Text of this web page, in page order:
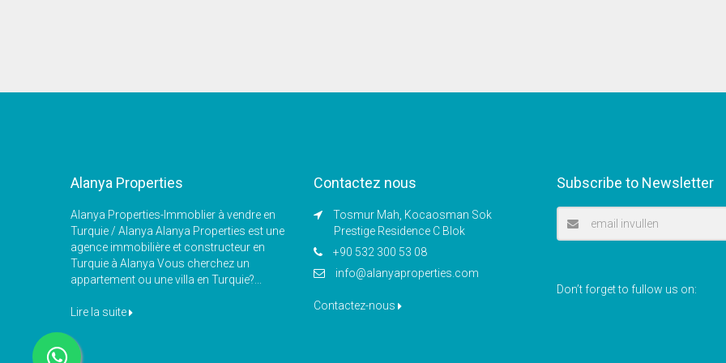
Alanya Properties
Alanya Properties-Immoblier à vendre en
Turquie / Alanya Alanya Properties est une
agence immobilière et constructeur en
Turquie à Alanya Vous cherchez un
appartement ou une villa en Turquie?...
Lire la suite
Contactez nous
Tosmur Mah, Kocaosman Sok
Prestige Residence C Blok
+90 532 300 53 08
info@alanyaproperties.com
Contactez-nous
Subscribe to Newsletter
Don’t forget to fullow us on: